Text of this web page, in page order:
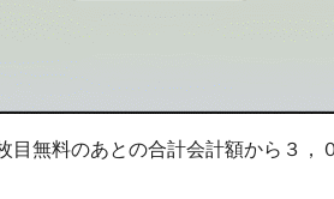
目無料のあとの合計会計額から３，